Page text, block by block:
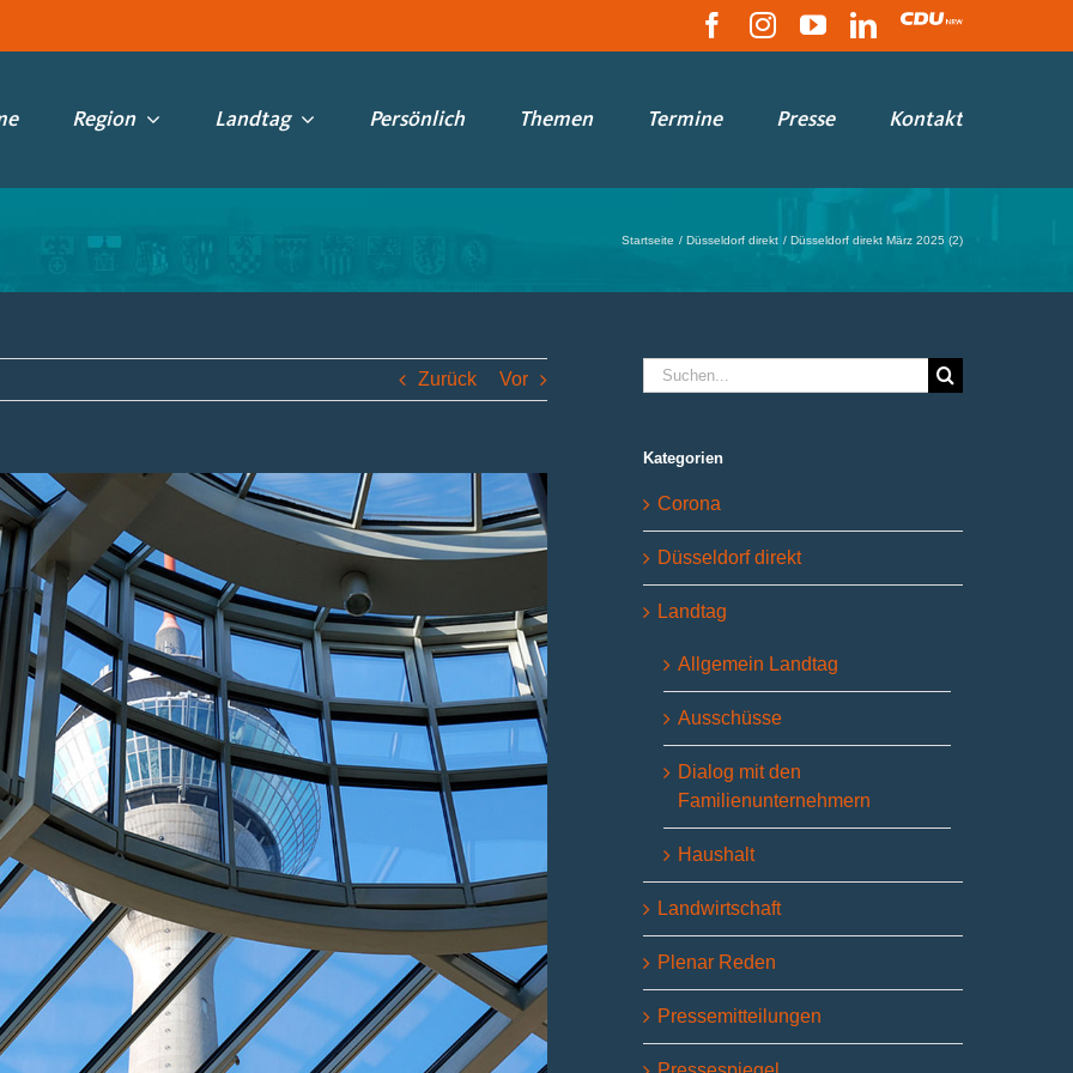
Facebook
Instagram
YouTubeLinkedIn
CDU
Region Landtag Persönlich Themen Termine Presse Kontakt
Startseite Düsseldorf direkt Düsseldorf direkt März 2025 (2)
Zurück Vor
Suche
nach:
Kategorien
Corona
Düsseldorf direkt
Landtag
Allgemein Landtag
Ausschüsse
Dialog mit den
Familienunternehmern
Haushalt
Landwirtschaft
Plenar Reden
Pressemitteilungen